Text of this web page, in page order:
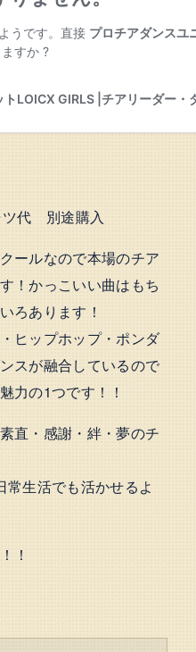
ツ代 別途購入
ールなので本場のチア
！かっこいい曲はもち
ろあります！
ヒップホップ・ポンダ
スが融合しているので
力の1つです！！
直・感謝・絆・夢のチ
生活でも活かせるよ
！